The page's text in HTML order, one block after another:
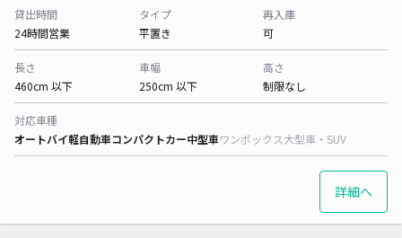
貸出時間
24時間営業
タイプ
平置き
再入庫
可
長さ
460cm 以下
車幅
250cm 以下
高さ
制限なし
対応車種
オートバイ軽自動車コンパクトカー中型車ワンボックス大型車・SUV
詳細へ